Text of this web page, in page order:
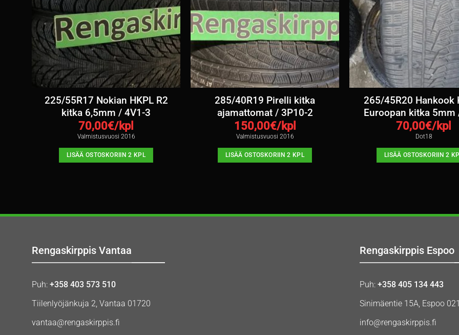
225/55R17 Nokian HKPL R2
kitka 6,5mm / 4V1-3
70,00€/kpl
Valmistusvuosi 2016
LISÄÄ OSTOSKORIIN 2 KPL
285/40R19 Pirelli kitka
ajamattomat / 3P10-2
150,00€/kpl
Valmistusvuosi 2016
LISÄÄ OSTOSKORIIN 2 KPL
265/45R20 Hankook
Euroopan kitka 5mm
70,00€/kpl
Dot18
LISÄÄ OSTOSKORIIN 2
Rengaskirppis Vantaa
Puh: +358 403 573 510
Tiilenlyöjänkuja 2, Vantaa 01720
vantaa@rengaskirppis.fi
Rengaskirppis Espoo
Puh: +358 405 134 443
Sinimäentie 15A, Espoo
info@rengaskirppis.fi